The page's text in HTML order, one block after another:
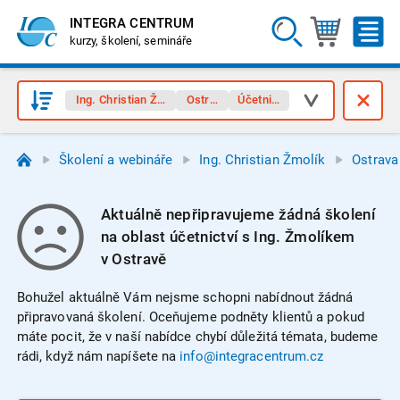
INTEGRA CENTRUM
kurzy, školení, semináře
Ing. Christian Žmolík Ostrava Účetnictví
Školení a webináře Ing. Christian Žmolík Ostrava
Aktuálně nepřipravujeme žádná školení
na oblast účetnictví s Ing. Žmolíkem
v Ostravě
Bohužel aktuálně Vám nejsme schopni nabídnout žádná
připravovaná školení. Oceňujeme podněty klientů a pokud
máte pocit, že v naší nabídce chybí důležitá témata, budeme
rádi, když nám napíšete na info@integracentrum.cz